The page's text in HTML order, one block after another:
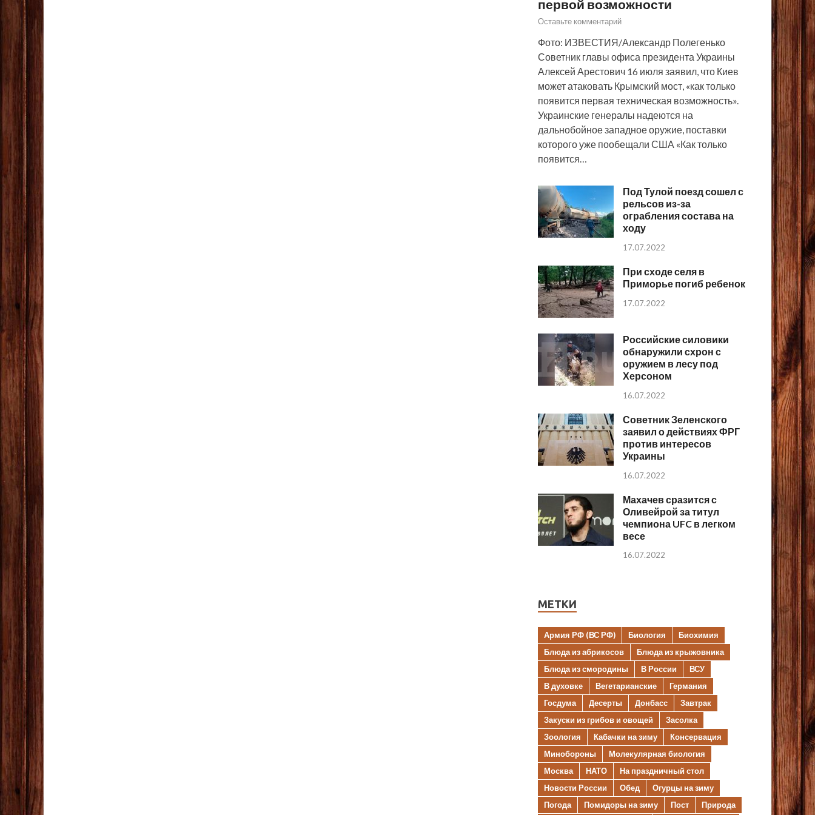
первой возможности
Оставьте комментарий
Фото: ИЗВЕСТИЯ/Александр Полегенько
Советник главы офиса президента Украины
Алексей Арестович 16 июля заявил, что Киев
может атаковать Крымский мост, «как только
появится первая техническая возможность».
Украинские генералы надеются на
дальнобойное западное оружие, поставки
которого уже пообещали США «Как только
появится…
Под Тулой поезд сошел с
рельсов из-за
ограбления состава на
ходу
17.07.2022
При сходе селя в
Приморье погиб ребенок
17.07.2022
Российские силовики
обнаружили схрон с
оружием в лесу под
Херсоном
16.07.2022
Советник Зеленского
заявил о действиях ФРГ
против интересов
Украины
16.07.2022
Махачев сразится с
Оливейрой за титул
чемпиона UFC в легком
весе
16.07.2022
МЕТКИ
Армия РФ (ВС РФ) Биология
Биохимия
Блюда из абрикосов
Блюда из крыжовника
Блюда из смородины
В России
ВСУ
В духовке
Вегетарианские
Германия
Госдума
Десерты Донбасс
Завтрак
Закуски из грибов и овощей
Засолка
Зоология
Кабачки на зиму
Консервация
Минобороны
Молекулярная биология
Москва
НАТО
На праздничный стол
Новости России
Обед
Огурцы на зиму
Погода
Помидоры на зиму Пост Природа